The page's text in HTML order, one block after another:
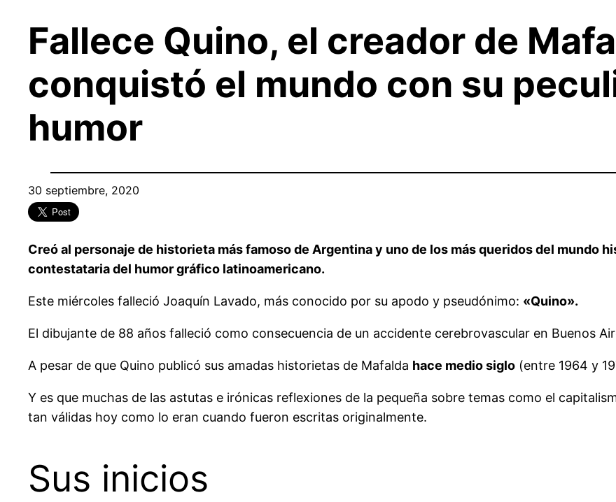
Fallece Quino, el creador de
conquistó el mundo con su
humor
30 septiembre, 2020
Creó al personaje de historieta más famoso de Argentina y uno de los más queridos del mundo
contestataria del humor gráfico latinoamericano.
Este miércoles falleció Joaquín Lavado, más conocido por su apodo y pseudónimo: «Quino».
El dibujante de 88 años falleció como consecuencia de un accidente cerebrovascular en Buenos
A pesar de que Quino publicó sus amadas historietas de Mafalda hace medio siglo (entre 1964 y
Y es que muchas de las astutas e irónicas reflexiones de la pequeña sobre temas como el
tan válidas hoy como lo eran cuando fueron escritas originalmente.
Sus inicios